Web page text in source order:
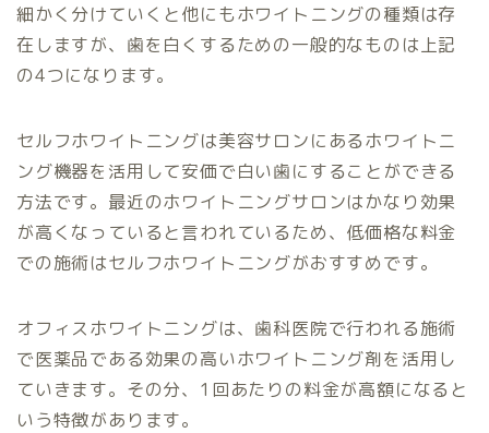
細かく分けていくと他にもホワイトニングの種類は存
在しますが、歯を白くするための一般的なものは上記
の4つになります。
セルフホワイトニングは美容サロンにあるホワイトニ
ング機器を活用して安価で白い歯にすることができる
方法です。最近のホワイトニングサロンはかなり効果
が高くなっていると言われているため、低価格な料金
での施術はセルフホワイトニングがおすすめです。
オフィスホワイトニングは、歯科医院で行われる施術
で医薬品である効果の高いホワイトニング剤を活用し
ていきます。その分、1回あたりの料金が高額になると
いう特徴があります。